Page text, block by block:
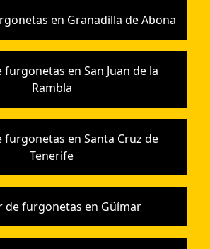
en Granadilla de Abona
en San Juan de la
Rambla
furgonetas en Santa Cruz de
Tenerife
de furgonetas en Güímar